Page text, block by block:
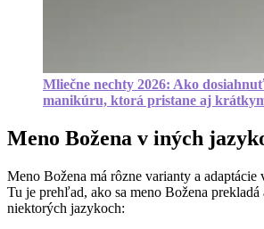
Mliečne nechty 2026: Ako
manikúru, ktorá pristane aj
Meno Božena v iných
Meno Božena má rôzne varianty a
Tu je prehľad, ako sa meno Božena prekladá
niektorých jazykoch: